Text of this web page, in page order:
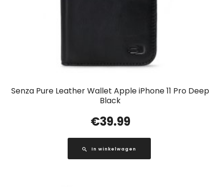
Senza Pure Leather Wallet Apple iPhone 11 Pro Deep
Black
€39.99
In winkelwagen